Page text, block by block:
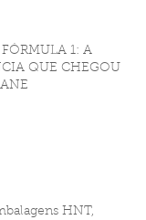
1: A
QUE CHEGOU
HNT,